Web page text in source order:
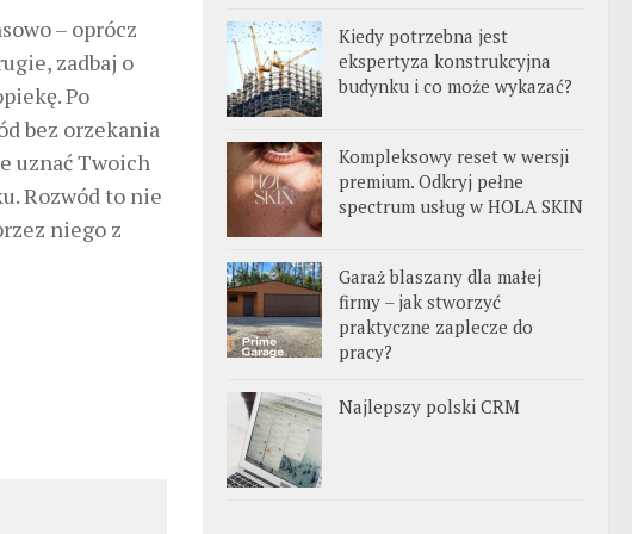
– oprócz
zadbaj o
Po
bez orzekania
uznać Twoich
Rozwód to nie
niego z
Kiedy potrzebna jest
ekspertyza konstrukcyjna
budynku i co może wykazać?
Kompleksowy reset w wersji
premium. Odkryj pełne
spectrum usług w HOLA SKIN
Garaż blaszany dla małej
firmy – jak stworzyć
praktyczne zaplecze do
pracy?
Najlepszy polski CRM